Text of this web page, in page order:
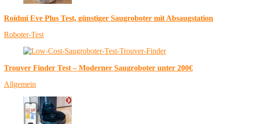
Roidmi Eve Plus Test, günstiger Saugroboter mit Absaugstation
Roboter-Test
Trouver Finder Test – Moderner Saugroboter unter 200€
Allgemein